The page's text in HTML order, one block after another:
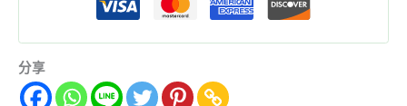
分享